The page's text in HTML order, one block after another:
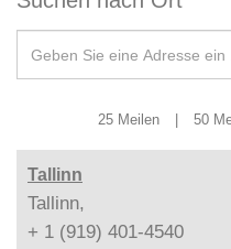
25 Meilen 50
Tallinn
Tallinn,
+ 1 (919) 401-4540